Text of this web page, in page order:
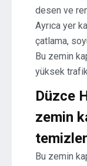
desen ve
Ayrıca yer
çatlama,
Bu zemin
yüksek
Düzce
zemin
Bu zemin